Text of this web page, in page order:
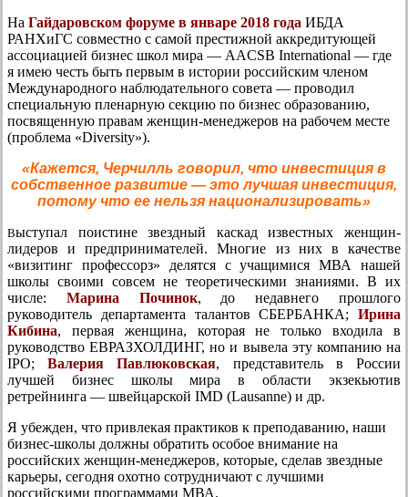
На Гайдаровском форуме в январе 2018 года ИБДА
РАНХиГС совместно с самой престижной аккредитующей
ассоциацией бизнес школ мира — AACSB International — где
я имею честь быть первым в истории российским членом
Международного наблюдательного совета — проводил
специальную пленарную секцию по бизнес образованию,
посвященную правам женщин-менеджеров на рабочем месте
(проблема «Diversity»).
«Кажется, Черчилль говорил, что инвестиция в
собственное развитие — это лучшая инвестиция,
потому что ее нельзя национализировать»
Выступал поистине звездный каскад известных женщин-
лидеров и предпринимателей. Многие из них в качестве
«визитинг профессорз» делятся с учащимися МВА нашей
школы своими совсем не теоретическими знаниями. В их
числе: Марина Починок, до недавнего прошлого
руководитель департамента талантов СБЕРБАНКА; Ирина
Кибина, первая женщина, которая не только входила в
руководство ЕВРАЗХОЛДИНГ, но и вывела эту компанию на
IPO;Валерия Павлюковская, представитель в России
лучшей бизнес школы мира в области экзекьютив
ретрейнинга — швейцарской IMD (Lausanne) и др.
Я убежден, что привлекая практиков к преподаванию, наши
бизнес-школы должны обратить особое внимание на
российских женщин-менеджеров, которые, сделав звездные
карьеры, сегодня охотно сотрудничают с лучшими
российскими программами МВА.